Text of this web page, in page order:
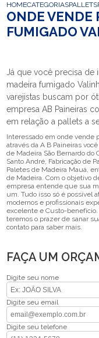
HOMECATEGORIASPALLETS
ONDE VENDE
FUMIGADO
Já que você precisa
madeira fumigado
varejistas buscam por
empresa AB Paineiras
em relação a pallets a
Interessado em onde vende
através da A B Paineiras
de Madeira São Bernardo do
Santo André, Fabricação de
Paletes de Madeira Mauá,
de Madeira. Com o objetivo
empresa entende que sua
um. Tudo isso só é possível
modernos e profissionais
excelente e Custo-
teremos o prazer de sanar
contato para saber mais.
FAÇA UM
Digite seu nome
Digite seu email
Digite seu telefone